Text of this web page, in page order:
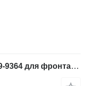
Подрулевой переключатель 339-9364 для фронтального погрузчика Caterpillar 924K